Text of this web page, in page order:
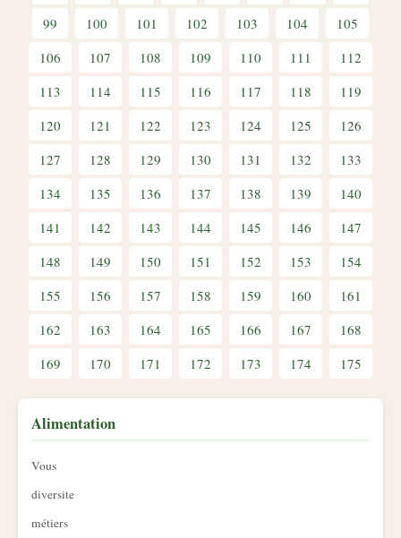
99
100 101 102 103 104
105
106
107 108 109 110 111
112
113
114 115 116 117 118
119
120
121 122 123 124 125
126
127
128 129 130 131 132
133
134
135 136 137 138 139
140
141
142 143 144 145 146
147
148
149 150 151 152 153
154
155
156 157 158 159 160
161
162
163 164 165 166 167
168
169
170 171 172 173 174 175
Alimentation
Vous
diversite
métiers